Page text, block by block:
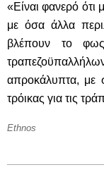
«Είναι φανερό ότι
με όσα άλλα
βλέπουν το
απροκάλυπτα, με
τρόικας για τις
Ethnos